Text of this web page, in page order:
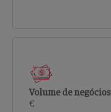
Volume de negócios
€